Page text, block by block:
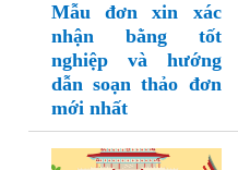
Mẫu đơn xin xác
nhận bằng tốt
nghiệp và hướng
dẫn soạn thảo đơn
mới nhất